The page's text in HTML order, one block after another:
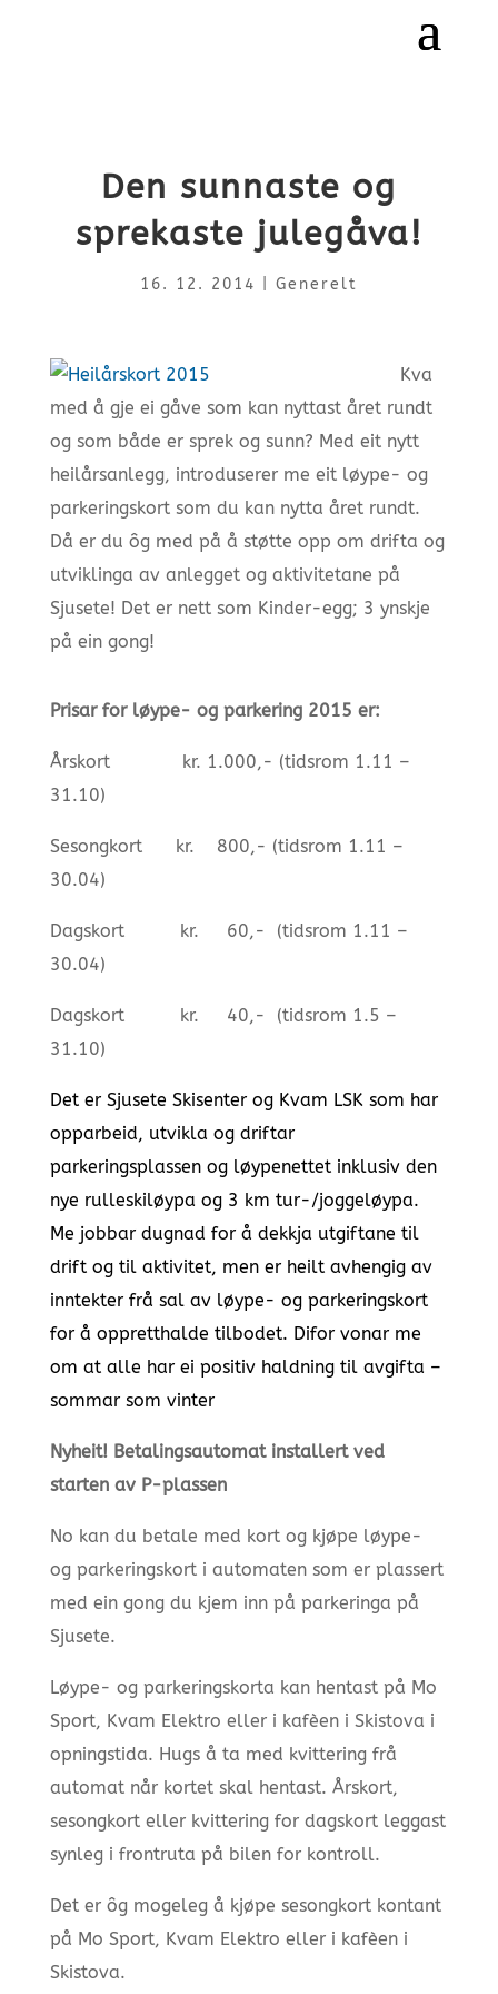
Den sunnaste og
sprekaste julegåva!
16. 12. 2014 Generelt
Kva
med å gje ei gåve som kan nyttast året rundt
og som både er sprek og sunn? Med eit nytt
heilårsanlegg, introduserer me eit løype- og
parkeringskort som du kan nytta året rundt.
Då er du ôg med på å støtte opp om drifta og
utviklinga av anlegget og aktivitetane på
Sjusete! Det er nett som Kinder-egg; 3 ynskje
på ein gong!
Prisar for løype- og parkering 2015 er:
Årskort kr. 1.000,- (tidsrom 1.11 –
31.10)
Sesongkort kr. 800,- (tidsrom 1.11 –
30.04)
Dagskort kr. 60,- (tidsrom 1.11 –
30.04)
Dagskort kr. 40,- (tidsrom 1.5 –
31.10)
Det er Sjusete Skisenter og Kvam LSK som har
opparbeid, utvikla og driftar
parkeringsplassen og løypenettet inklusiv den
nye rulleskiløypa og 3 km tur-/joggeløypa.
Me jobbar dugnad for å dekkja utgiftane til
drift og til aktivitet, men er heilt avhengig av
inntekter frå sal av løype- og parkeringskort
for å oppretthalde tilbodet. Difor vonar me
om at alle har ei positiv haldning til avgifta –
sommar som vinter
Nyheit! Betalingsautomat installert ved
starten av P-plassen
No kan du betale med kort og kjøpe løype-
og parkeringskort i automaten som er plassert
med ein gong du kjem inn på parkeringa på
Sjusete.
Løype- og parkeringskorta kan hentast på Mo
Sport, Kvam Elektro eller i kafèen i Skistova i
opningstida. Hugs å ta med kvittering frå
automat når kortet skal hentast. Årskort,
sesongkort eller kvittering for dagskort leggast
synleg i frontruta på bilen for kontroll.
Det er ôg mogeleg å kjøpe sesongkort kontant
på Mo Sport, Kvam Elektro eller i kafèen i
Skistova.